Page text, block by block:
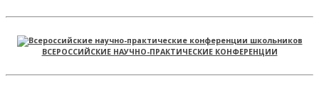
ВСЕРОССИЙСКИЕ НАУЧНО-ПРАКТИЧЕСКИЕ КОНФЕРЕНЦИИ